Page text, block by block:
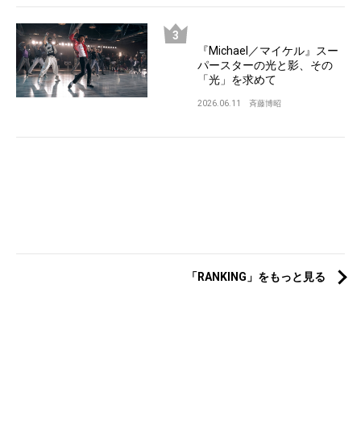
『Michael／マイケル』スー
パースターの光と影、その
「光」を求めて
2026.06.11 斉藤博昭
「RANKING」をもっと見る